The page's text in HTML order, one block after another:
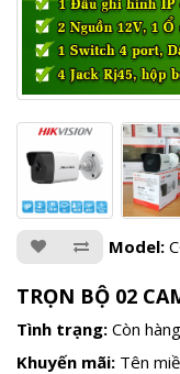
Model:
TRỌN BỘ 02
Tình trạng: Còn hàng
Khuyến mãi: Tên